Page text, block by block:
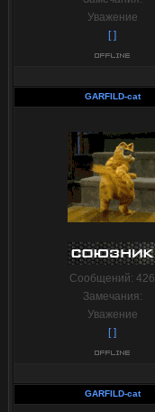
Уважение
[ ]
GARFILD-cat
Сообщений: 426
Замечания:
Уважение
[ ]
GARFILD-cat